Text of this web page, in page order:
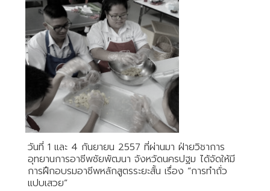
วันที่ 1 และ 4 กันยายน 2557 ที่ผ่านมา ฝ่ายวิชาการ
อุทยานการอาชีพชัยพัฒนา จังหวัดนครปฐม ได้จัดให้มี
การฝึกอบรมอาชีพหลักสูตรระยะสั้น เรื่อง “การทำถั่ว
แปบเสวย”